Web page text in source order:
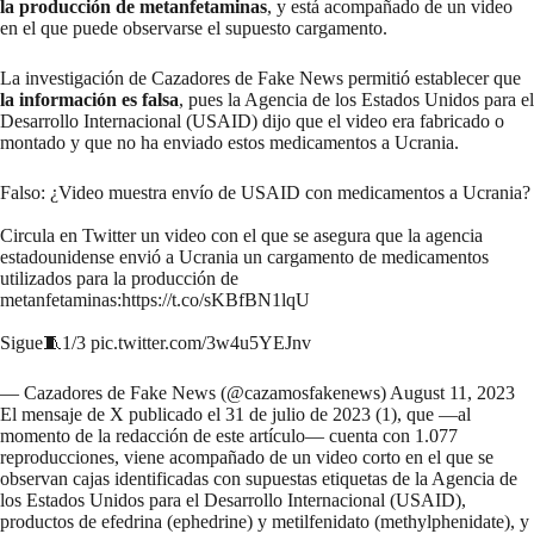
la producción de metanfetaminas, y está acompañado de un video
en el que puede observarse el supuesto cargamento.
La investigación de Cazadores de Fake News permitió establecer que
la información es falsa, pues la Agencia de los Estados Unidos para el
Desarrollo Internacional (USAID) dijo que el video era fabricado o
montado y que no ha enviado estos medicamentos a Ucrania.
Falso: ¿Video muestra envío de USAID con medicamentos a Ucrania?
Circula en Twitter un video con el que se asegura que la agencia
estadounidense envió a Ucrania un cargamento de medicamentos
utilizados para la producción de
metanfetaminas:https://t.co/sKBfBN1lqU
Sigue🧵1/3 pic.twitter.com/3w4u5YEJnv
— Cazadores de Fake News (@cazamosfakenews) August 11, 2023
El mensaje de X publicado el 31 de julio de 2023 (1), que —al
momento de la redacción de este artículo— cuenta con 1.077
reproducciones, viene acompañado de un video corto en el que se
observan cajas identificadas con supuestas etiquetas de la Agencia de
los Estados Unidos para el Desarrollo Internacional (USAID),
productos de efedrina (ephedrine) y metilfenidato (methylphenidate), y